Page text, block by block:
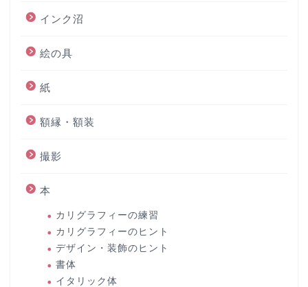
インク沼
絵の具
紙
額縁・額装
撮影
本
カリグラフィーの練習
カリグラフィーのヒント
デザイン・装飾のヒント
書体
イタリック体